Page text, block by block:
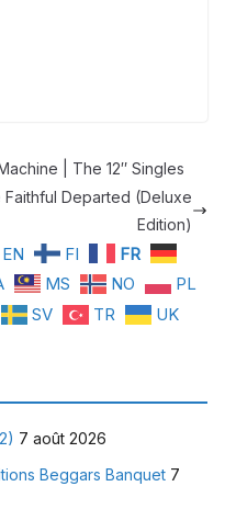
| The 12″ Singles
Departed (Deluxe
Edition)
EN FI
FR
MS NO
PL
SV TR UK
7 août 2026
Beggars Banquet 7